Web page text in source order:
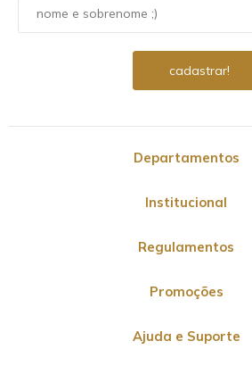
Departamentos
Institucional
Regulamentos
Promoções
Ajuda e Suporte